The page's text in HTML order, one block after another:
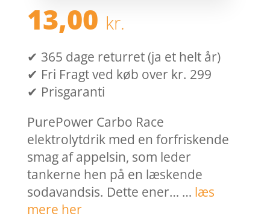
13,00 kr.
✔ 365 dage returret (ja et helt år)
✔ Fri Fragt ved køb over kr. 299
✔ Prisgaranti
PurePower Carbo Race
elektrolytdrik med en forfriskende
smag af appelsin, som leder
tankerne hen på en læskende
sodavandsis. Dette ener… … læs
mere her